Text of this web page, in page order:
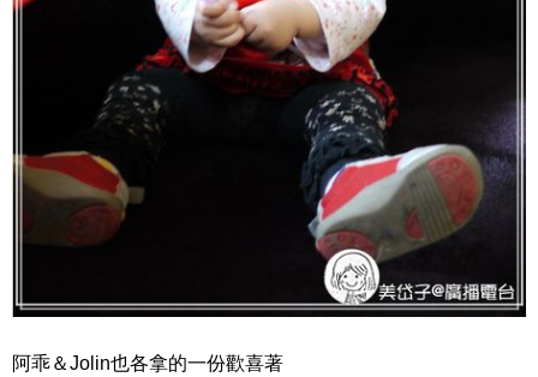
阿乖＆Jolin也各拿的一份歡喜著